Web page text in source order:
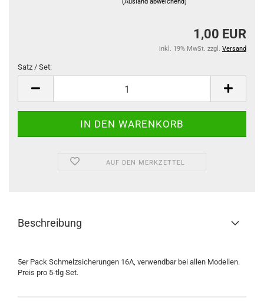
1,00 EUR
inkl. 19% MwSt. zzgl. Versand
Satz / Set:
Set
AUF DEN MERKZETTEL
Beschreibung
5er Pack Schmelzsicherungen 16A, verwendbar bei allen Modellen.
Preis pro 5-tlg Set.